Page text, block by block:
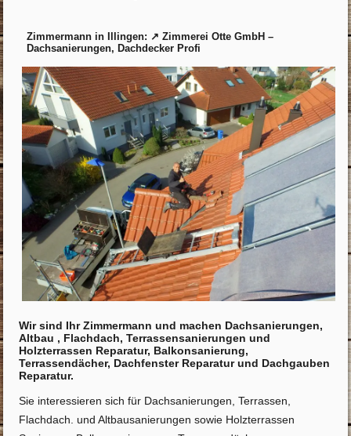
Zimmermann in Illingen: ↗️ Zimmerei Otte GmbH –
Dachsanierungen, Dachdecker Profi
Wir sind Ihr Zimmermann und machen Dachsanierungen,
Altbau , Flachdach, Terrassensanierungen und
Holzterrassen Reparatur, Balkonsanierung,
Terrassendächer, Dachfenster Reparatur und Dachgauben
Reparatur.
Sie interessieren sich für Dachsanierungen, Terrassen,
Flachdach. und Altbausanierungen sowie Holzterrassen